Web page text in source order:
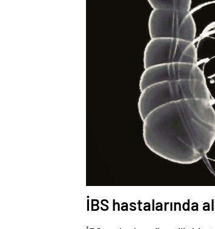
İBS hastalarında